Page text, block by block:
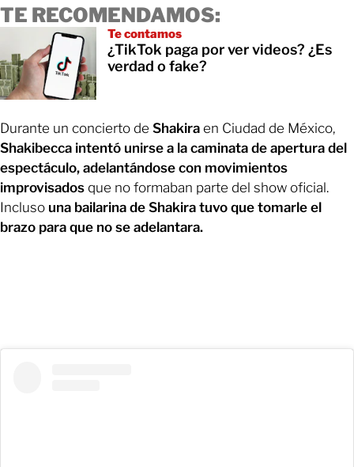
TE RECOMENDAMOS:
Te contamos
¿TikTok paga por ver videos? ¿Es
verdad o fake?
Durante un concierto de Shakira en Ciudad de México,
Shakibecca intentó unirse a la caminata de apertura del
espectáculo, adelantándose con movimientos
improvisados que no formaban parte del show oficial.
Incluso una bailarina de Shakira tuvo que tomarle el
brazo para que no se adelantara.